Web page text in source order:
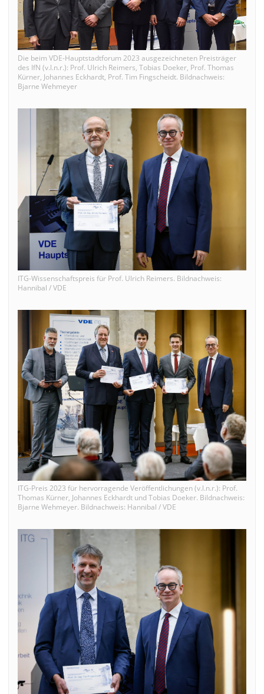
Die beim VDE-Hauptstadtforum 2023 ausgezeichneten Preisträger
des IfN (v.l.n.r.): Prof. Ulrich Reimers, Tobias Doeker, Prof. Thomas
Kürner, Johannes Eckhardt, Prof. Tim Fingscheidt. Bildnachweis:
Bjarne Wehmeyer
ITG-Wissenschaftspreis für Prof. Ulrich Reimers. Bildnachweis:
Hannibal / VDE
ITG-Preis 2023 für hervorragende Veröffentlichungen (v.l.n.r.): Prof.
Thomas Kürner, Johannes Eckhardt und Tobias Doeker. Bildnachweis:
Bjarne Wehmeyer. Bildnachweis: Hannibal / VDE